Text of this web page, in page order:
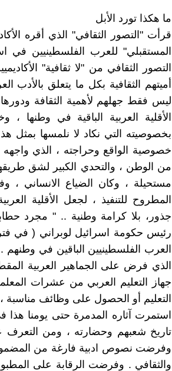
ما هكذا تورد الأبل
قرأت "التصور الثقافي" الذي أقره
المستقبلي" للعرب الفلسطينيين في
التصور الثقافي من "لا ثقافية"
أميتهم الثقافية بكل ما يتعلق
ليس فقط جهلهم لأهمية الثقافة
الأقلية العربية الباقية في
بخصوصيته التي نكاد لا نلمسها
خصوصية الواقع وحراجته ، الذي
من الوطن ، والتحدي الكبير لشق
مستحيلة ، وكان الضياع الانساني ،
المطروح للتنفيذ ، لجعل الأقلية
جذور، بلا كرامة وطنية .. " مجرد
رئيس حكومة اسرائيل لوبراني ( في
العرب الفلسطينيين الباقين في
الذي فرض على الجماهير العربية
جهاز التعليم العربي من عشرات
التعليم أو الحصول على وظائف
استمرت آثاره المدمرة حتى يومنا
تاريخ شعبهم وحضارته ، ومن التعرف
وفرضت نصوص ادبية فارغة من المضمون
والثقافي . وفرضت الرقابة على